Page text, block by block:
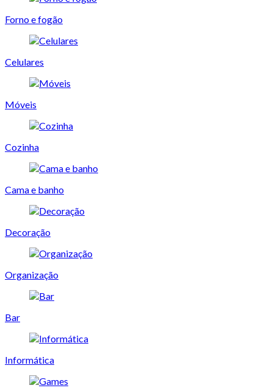
Forno e fogão
Celulares
Móveis
Cozinha
Cama e banho
Decoração
Organização
Bar
Informática